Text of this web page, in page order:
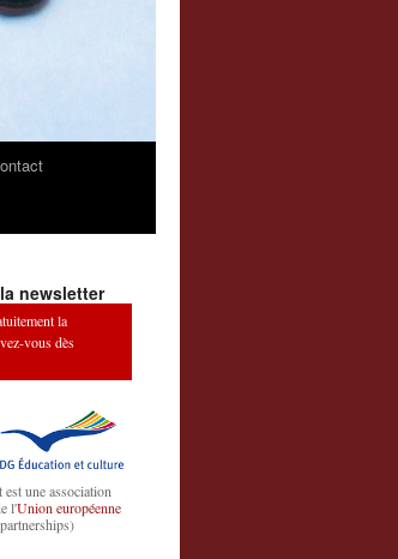
newsletter
la
vous dès
une association
l'Union européenne